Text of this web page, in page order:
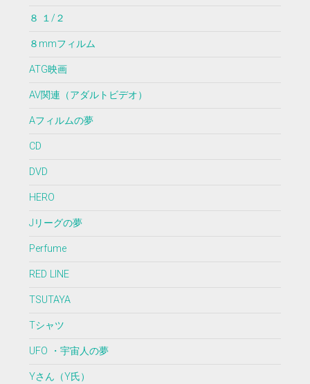
８ １/２
８mmフィルム
ATG映画
AV関連（アダルトビデオ）
Aフィルムの夢
CD
DVD
HERO
Jリーグの夢
Perfume
RED LINE
TSUTAYA
Tシャツ
UFO ・宇宙人の夢
Yさん（Y氏）